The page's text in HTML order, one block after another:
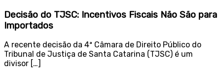
Decisão do TJSC: Incentivos Fiscais Não São para
Importados
A recente decisão da 4ª Câmara de Direito Público do
Tribunal de Justiça de Santa Catarina (TJSC) é um
divisor […]